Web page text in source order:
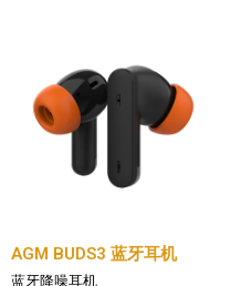
AGM BUDS3 蓝牙耳机
蓝牙降噪耳机